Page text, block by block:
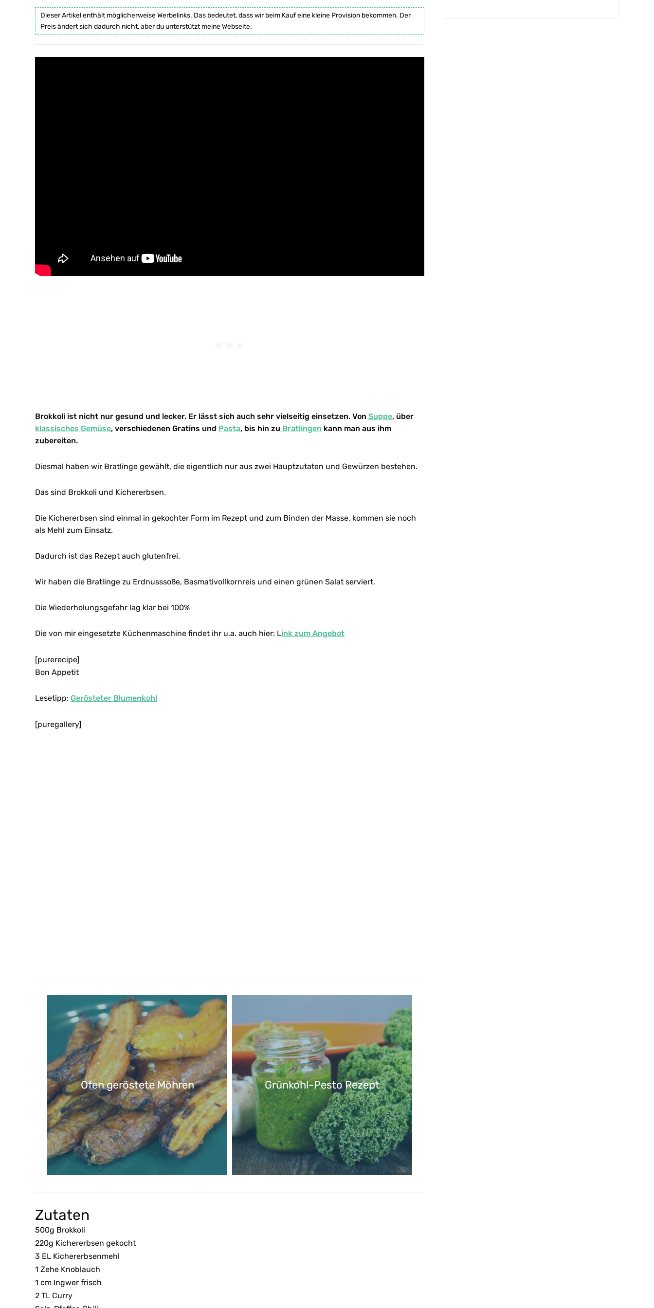
Dieser Artikel enthält möglicherweise Werbelinks. Das bedeutet, dass wir beim Kauf eine kleine Provision bekommen. Der
Preis ändert sich dadurch nicht, aber du unterstützt meine Webseite.
Brokkoli ist nicht nur gesund und lecker. Er lässt sich auch sehr vielseitig einsetzen. Von Suppe, über
klassisches Gemüse, verschiedenen Gratins und Pasta, bis hin zu Bratlingen kann man aus ihm
zubereiten.
Diesmal haben wir Bratlinge gewählt, die eigentlich nur aus zwei Hauptzutaten und Gewürzen bestehen.
Das sind Brokkoli und Kichererbsen.
Die Kichererbsen sind einmal in gekochter Form im Rezept und zum Binden der Masse, kommen sie noch
als Mehl zum Einsatz.
Dadurch ist das Rezept auch glutenfrei.
Wir haben die Bratlinge zu Erdnusssoße, Basmativollkornreis und einen grünen Salat serviert.
Die Wiederholungsgefahr lag klar bei 100%
Die von mir eingesetzte Küchenmaschine findet ihr u.a. auch hier: Link zum Angebot
[purerecipe]
Bon Appetit
Lesetipp: Gerösteter Blumenkohl
[puregallery]
Ofen geröstete Möhren Grünkohl-Pesto Rezept
Zutaten
500g Brokkoli
220g Kichererbsen gekocht
3 EL Kichererbsenmehl
1 Zehe Knoblauch
1 cm Ingwer frisch
2 TL Curry